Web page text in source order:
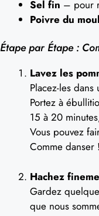
Sel fin – pour
Poivre du
Étape par Étape :
Lavez les
Placez-les
Portez à
15 à 20
Vous pouvez
Comme danser !
Hachez
Gardez
que nous